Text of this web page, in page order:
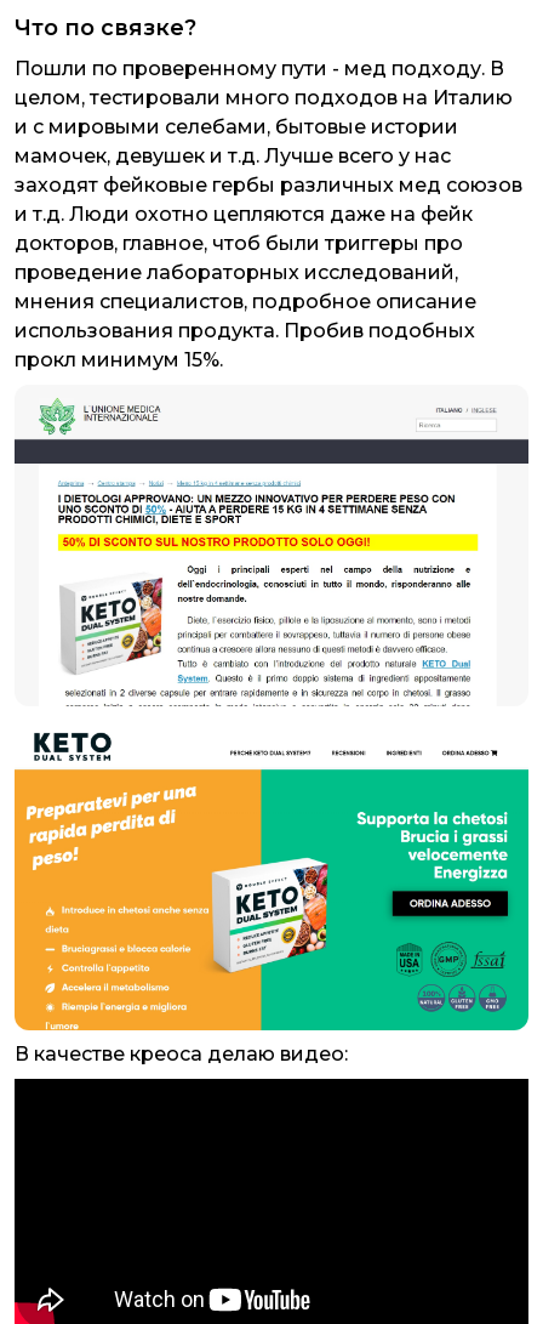
Что по связке?
Пошли по проверенному пути - мед подходу. В
целом, тестировали много подходов на Италию
и с мировыми селебами, бытовые истории
мамочек, девушек и т.д. Лучше всего у нас
заходят фейковые гербы различных мед союзов
и т.д. Люди охотно цепляются даже на фейк
докторов, главное, чтоб были триггеры про
проведение лабораторных исследований,
мнения специалистов, подробное описание
использования продукта. Пробив подобных
прокл минимум 15%.
В качестве креоса делаю видео: